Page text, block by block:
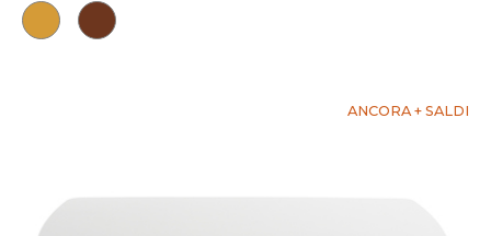
ANCORA + SALDI